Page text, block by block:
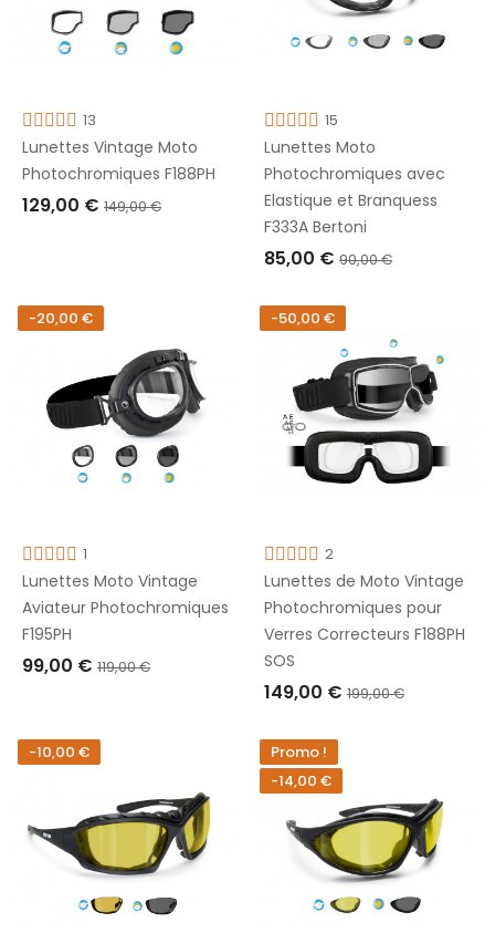
13
Lunettes Vintage Moto
Photochromiques F188PH
129,00 € 149,00 €
15
Lunettes Moto
Photochromiques avec
Elastique et Branquess
F333A Bertoni
85,00 € 90,00 €
AJOUTER AU PANIER
-20,00 €
1
Lunettes Moto Vintage
Aviateur Photochromiques
F195PH
99,00 € 119,00 €
-50,00 €
2
Lunettes de Moto Vintage
Photochromiques pour
Verres Correcteurs F188PH
SOS
149,00 € 199,00 €
AJOUTER AU PANIER
-10,00 €
Promo !
-14,00 €